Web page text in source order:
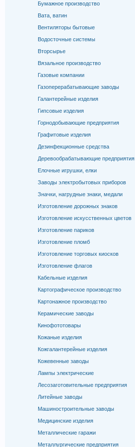
Бумажное производство
Вата, ватин
Вентиляторы бытовые
Водосточные системы
Вторсырье
Вязальное производство
Газовые компании
Газоперерабатывающие заводы
Галантерейные изделия
Гипсовые изделия
Горнодобывающие предприятия
Графитовые изделия
Дезинфекционные средства
Деревообрабатывающие предприятия
Елочные игрушки, елки
Заводы электробытовых приборов
Значки, нагрудные знаки, медали
Изготовление дорожных знаков
Изготовление искусственных цветов
Изготовление париков
Изготовление пломб
Изготовление торговых киосков
Изготовление флагов
Кабельные изделия
Картографическое производство
Картонажное производство
Керамические заводы
Кинофототовары
Кожаные изделия
Кожгалантерейные изделия
Кожевенные заводы
Лампы электрические
Лесозаготовительные предприятия
Литейные заводы
Машиностроительные заводы
Медицинские изделия
Металлические гаражи
Металлургические предприятия